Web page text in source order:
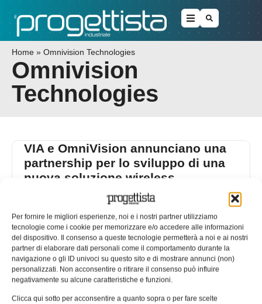
Per fornire le migliori esperienze, noi e i nostri partner utilizziamo
tecnologie come i cookie per memorizzare e/o accedere alle informazioni
del dispositivo. Il consenso a queste tecnologie permetterà a noi e ai nostri
partner di elaborare dati personali come il comportamento durante la
navigazione o gli ID univoci su questo sito e di mostrare annunci (non)
personalizzati. Non acconsentire o ritirare il consenso può influire
negativamente su alcune caratteristiche e funzioni.
Clicca qui sotto per acconsentire a quanto sopra o per fare scelte
Home » Omnivision Technologies
Omnivision
Technologies
VIA e OmniVision annunciano una
partnership per lo sviluppo di una
nuova soluzione wireless
VIA Technologies, Inc., protagonista mondiale nello
Technologies Inc., primaria azienda nel settore dello
20/05/2015
EDICOLA WEB